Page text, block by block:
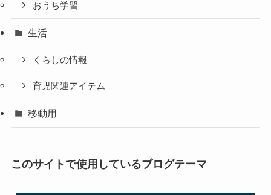
おうち学習
生活
くらしの情報
育児関連アイテム
移動用
このサイトで使用しているブログテーマ